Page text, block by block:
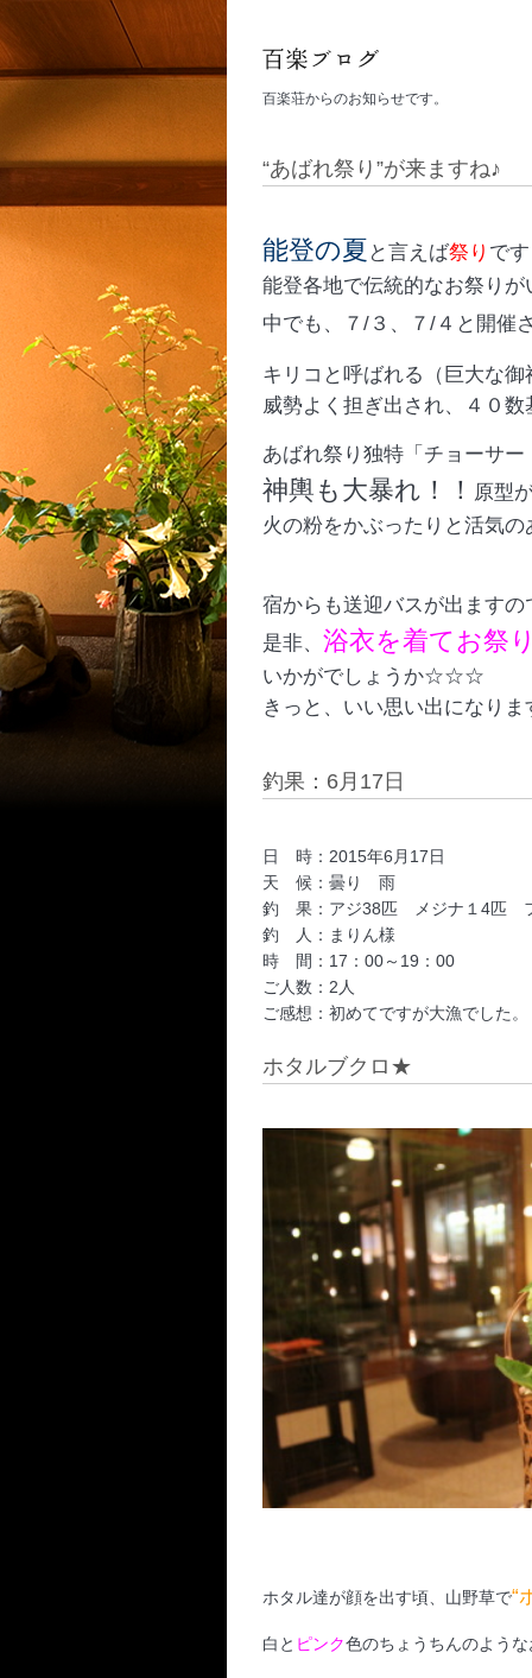
百楽荘からのお知らせです。
“あばれ祭り”が来ますね♪
能登の夏 と言えば祭り で
能登各地で伝統的なお祭り
中でも、７/３、７/４と開催
キリコと呼ばれる（巨大な
威勢よく担ぎ出され、４０
あばれ祭り独特「チョーサ
神輿も大暴れ！！
原型
火の粉をかぶったりと活気
宿からも送迎バスが出ますの
是非、 浴衣を着てお祭
いかがでしょうか☆☆☆
きっと、いい思い出になりま
釣果：6月17日
日 時：2015年6月17日
天 候：曇り 雨
釣 果：アジ38匹 メジナ１4匹
釣 人：まりん様
時 間：17：00～19：00
ご人数：2人
ご感想：初めてですが大漁でした。
ホタルブクロ★
ホタル達が顔を出す頃、山野草で“
白と ピンク色のちょうちんのよう